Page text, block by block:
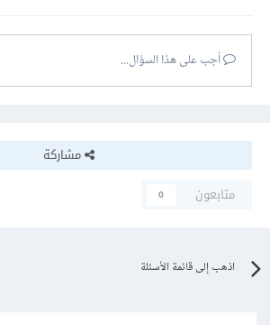
أجب على هذا السؤال...
مشاركة
متابعون
0
اذهب إلى قائمة الأسئلة